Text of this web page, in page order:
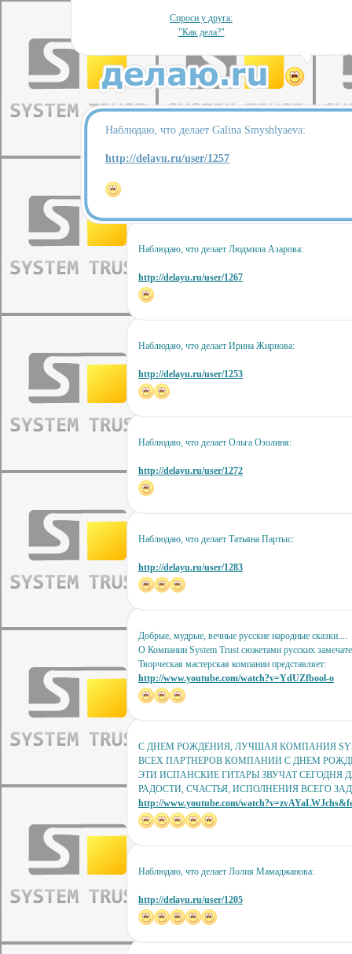
Спроси у друга:
"Как дела?"
Наблюдаю, что делает Galina Smyshlyaeva:
http://delayu.ru/user/1257
Наблюдаю, что делает Людмила Азарова:
http://delayu.ru/user/1267
Наблюдаю, что делает Ирина Жирнова:
http://delayu.ru/user/1253
Наблюдаю, что делает Ольга Озолиня:
http://delayu.ru/user/1272
Наблюдаю, что делает Татьяна Партыс:
http://delayu.ru/user/1283
Добрые, мудрые, вечные русские народные сказки....
О Компании System Trust сюжетами русских
Творческая мастерская компании представляет:
http://www.youtube.com/watch?v=YdUZfbool-o
С ДНЕМ РОЖДЕНИЯ, ЛУЧШАЯ КОМПАНИЯ
ВСЕХ ПАРТНЕРОВ КОМПАНИИ С ДНЕМ
ЭТИ ИСПАНСКИЕ ГИТАРЫ ЗВУЧАТ СЕГОДНЯ
РАДОСТИ, СЧАСТЬЯ, ИСПОЛНЕНИЯ ВСЕГО
http://www.youtube.com/
Наблюдаю, что делает Лолия Мамаджанова:
http://delayu.ru/user/1205